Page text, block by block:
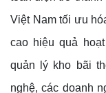
Việt Nam tối ưu
cao hiệu quả
quản lý kho bãi
nghệ, các doanh